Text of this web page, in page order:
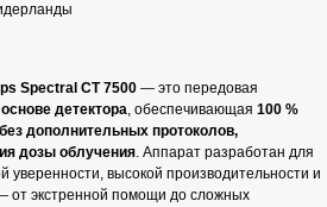
Spectral CT 7500 — это передовая
детектора, обеспечивающая 100 %
дополнительных протоколов,
дозы облучения. Аппарат разработан для
уверенности, высокой производительности и
от экстренной помощи до сложных